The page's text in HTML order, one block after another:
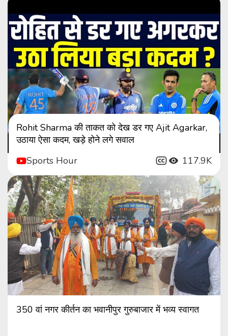
Rohit Sharma की ताकत को देख डर गए Ajit Agarkar,
उठाया ऐसा कदम, खड़े होने लगे सवाल
Sports Hour
117.9K
350 वां नगर कीर्तन का भवानीपुर गुरुबाजार में भव्य स्वागत